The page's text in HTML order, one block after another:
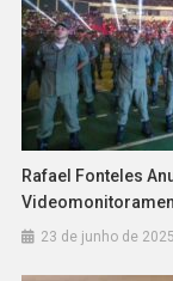
Rafael Fonteles
23 de junho de 2025